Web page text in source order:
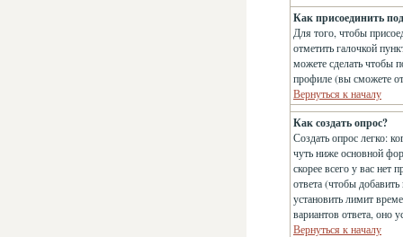
Как присоединить
Для того, чтобы
отметить галочкой
можете сделать чтобы
профиле (вы сможете
Вернуться к началу
Как создать опрос?
Создать опрос легко:
чуть ниже основной
скорее всего у вас нет
ответа (чтобы
установить лимит
вариантов ответа, оно
Вернуться к началу